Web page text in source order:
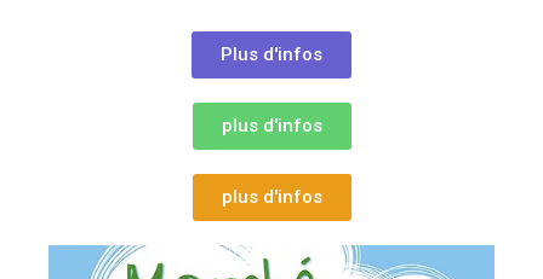
Plus d'infos
plus d'infos
plus d'infos